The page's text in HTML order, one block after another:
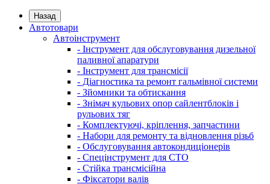
Назад
Автотовари
Автоінструмент
- Інструмент для обслуговування дизельної
паливної апаратури
- Інструмент для трансмісії
- Діагностика та ремонт гальмівної системи
- Зйомники та обтискання
- Знімач кульових опор сайлентблоків і
рульових тяг
- Комплектуючі, кріплення, запчастини
- Набори для ремонту та відновлення різьб
- Обслуговування автокондиціонерів
- Спецінструмент для СТО
- Стійка трансмісійна
- Фіксатори валів